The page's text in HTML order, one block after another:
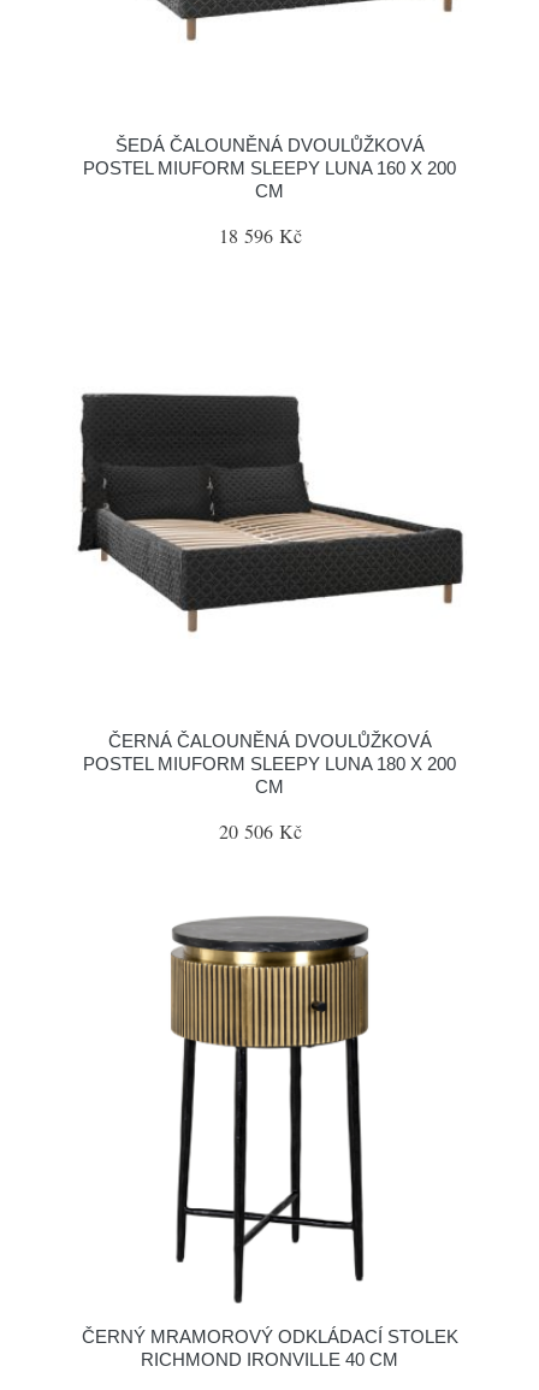
ŠEDÁ ČALOUNĚNÁ DVOULŮŽKOVÁ
POSTEL MIUFORM SLEEPY LUNA 160 X 200
CM
18 596 Kč
ČERNÁ ČALOUNĚNÁ DVOULŮŽKOVÁ
POSTEL MIUFORM SLEEPY LUNA 180 X 200
CM
20 506 Kč
ČERNÝ MRAMOROVÝ ODKLÁDACÍ STOLEK
RICHMOND IRONVILLE 40 CM